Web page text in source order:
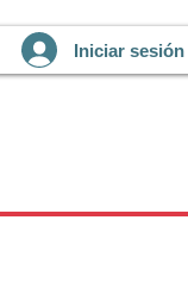
Iniciar sesión